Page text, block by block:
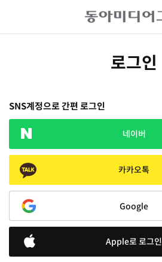
로그인
SNS계정으로 간편 로그인
네이버
카카오톡
Google
Apple로 로그인